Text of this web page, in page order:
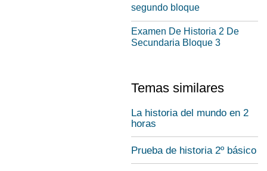
segundo bloque
Examen De Historia 2 De
Secundaria Bloque 3
Temas similares
La historia del mundo en 2
horas
Prueba de historia 2º básico